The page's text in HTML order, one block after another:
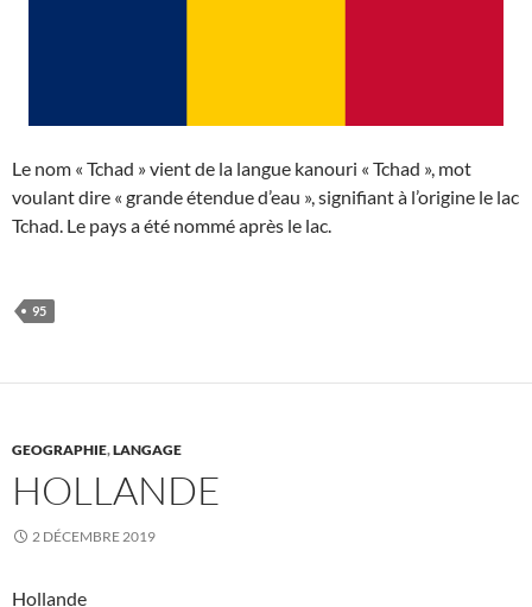
Le nom « Tchad » vient de la langue kanouri « Tchad », mot
voulant dire « grande étendue d’eau », signifiant à l’origine le lac
Tchad. Le pays a été nommé après le lac.
95
GEOGRAPHIE,LANGAGE
HOLLANDE
2 DÉCEMBRE 2019
Hollande